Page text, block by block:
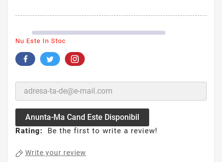
Nu Este In Stoc
Anunta-Ma Cand Este Disponibil
Rating: Be the first to write a review!
Write your review